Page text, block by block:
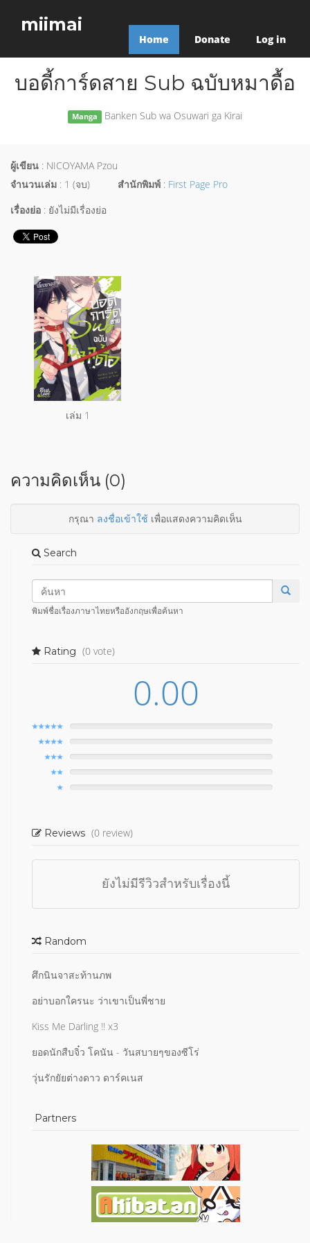
miimai
Home Donate Log in
บอดี้การ์ดสาย Sub ฉบับหมาดื้อ
Manga Banken Sub wa Osuwari ga Kirai
ผู้เขียน : NICOYAMA Pzou
จำนวนเล่ม : 1 (จบ) สำนักพิมพ์ : First Page Pro
เรื่องย่อ : ยังไม่มีเรื่องย่อ
เล่ม 1
ความคิดเห็น (0)
กรุณา ลงชื่อเข้าใช้เพื่อแสดงความคิดเห็น
Search
พิมพ์ชื่อเรื่องภาษาไทยหรืออังกฤษเพื่อค้นหา
Rating (0 vote)
0.00
Reviews (0 review)
ยังไม่มีรีวิวสำหรับเรื่องนี้
Random
ศึกนินจาสะท้านภพ
อย่าบอกใครนะ ว่าเขาเป็นพี่ชาย
Kiss Me Darling !! x3
ยอดนักสืบจิ๋ว โคนัน - วันสบายๆของซีโร่
วุ่นรักยัยต่างดาว ดาร์คเนส
Partners